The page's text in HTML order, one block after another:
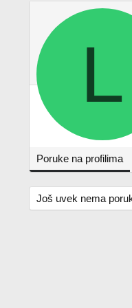
L
Poruke na profilima
Još uvek nema